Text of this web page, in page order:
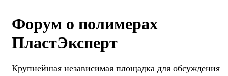
Форум о полимерах
ПластЭксперт
Крупнейшая независимая площадка для обсуждения